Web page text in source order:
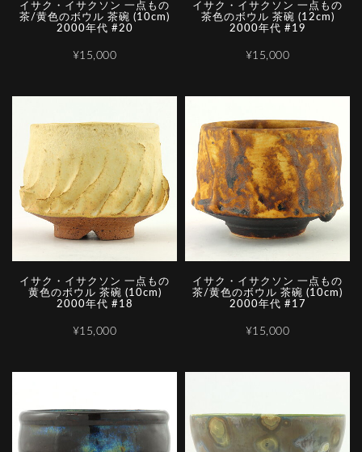
イサク・イサクソン 一点もの
茶/黄色のボウル 茶碗 (10cm)
2000年代 #20
¥15,000
イサク・イサクソン 一点もの
茶色のボウル 茶碗 (12cm)
2000年代 #19
¥15,000
イサク・イサクソン 一点もの
黄色のボウル 茶碗 (10cm)
2000年代 #18
¥15,000
イサク・イサクソン 一点もの
茶/黄色のボウル 茶碗 (10cm)
2000年代 #17
¥15,000